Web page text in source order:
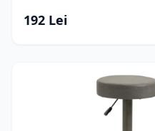
192 Lei